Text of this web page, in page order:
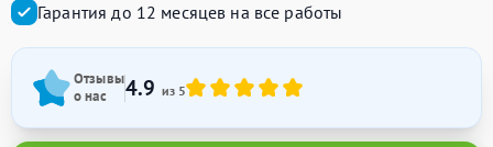
Гарантия до 12 месяцев на все работы
Отзывы
о нас
4.9 из 5